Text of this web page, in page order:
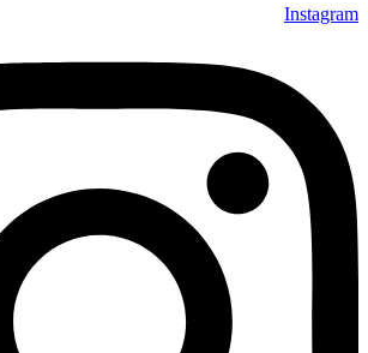
Instagram